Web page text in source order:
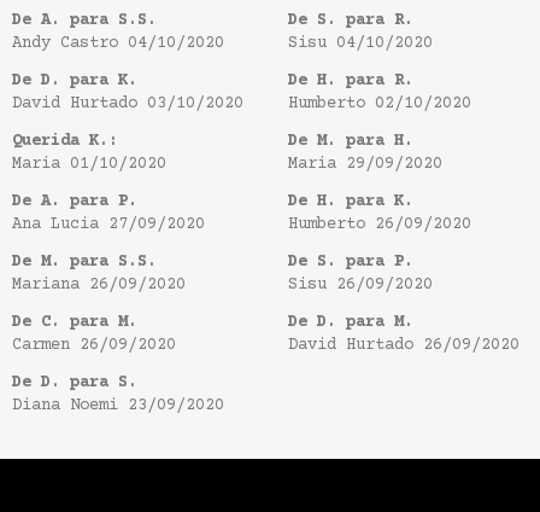
De A. para S.S.
Andy Castro 04/10/2020
De S. para R.
Sisu 04/10/2020
De D. para K.
David Hurtado 03/10/2020
De H. para R.
Humberto 02/10/2020
Querida K.:
Maria 01/10/2020
De M. para H.
Maria 29/09/2020
De A. para P.
Ana Lucia 27/09/2020
De H. para K.
Humberto 26/09/2020
De M. para S.S.
Mariana 26/09/2020
De S. para P.
Sisu 26/09/2020
De C. para M.
Carmen 26/09/2020
De D. para M.
David Hurtado 26/09/2020
De D. para S.
Diana Noemi 23/09/2020